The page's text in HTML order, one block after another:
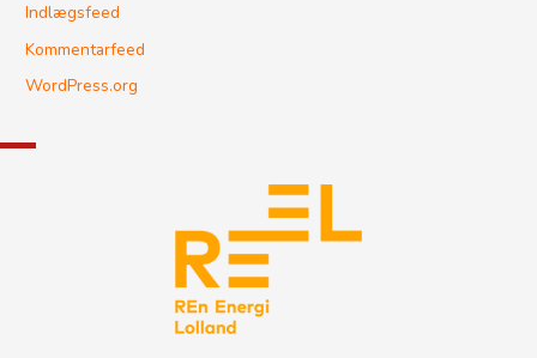
Indlægsfeed
Kommentarfeed
WordPress.org